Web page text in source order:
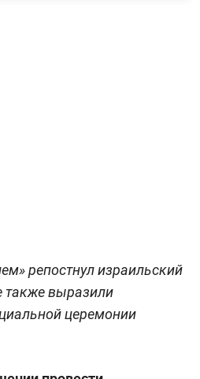
репостнул израильский
также выразили
церемонии